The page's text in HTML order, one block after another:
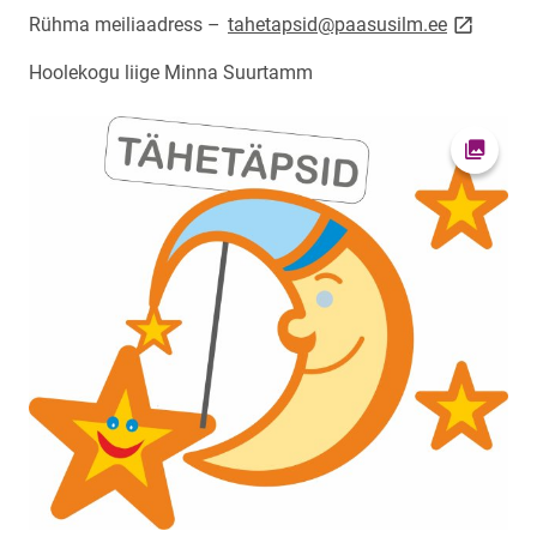
Rühma meiliaadress – tahetapsid@paasusilm.eelink opens
Hoolekogu liige Minna Suurtamm
Open